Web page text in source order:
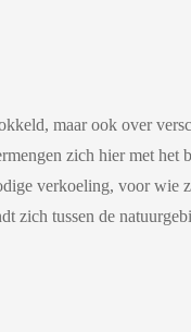
maar ook over
zich hier met
verkoeling, voor
tussen de